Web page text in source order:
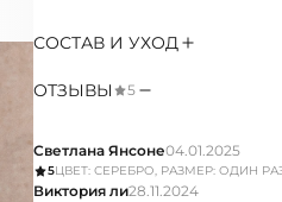
СОСТАВ И УХОД
ОТЗЫВЫ 5
Светлана Янсоне04.01.2025
5ЦВЕТ: СЕРЕБРО, РАЗМЕР: ОДИН
Виктория ли28.11.2024